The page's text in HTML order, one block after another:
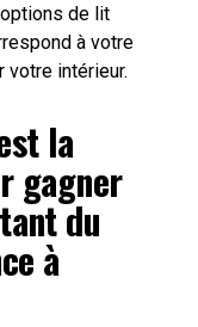
de lit
à votre
intérieur.
la
gagner
du
à